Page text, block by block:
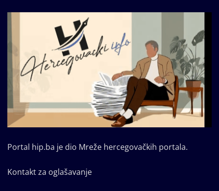
Portal hip.ba je dio Mreže hercegovačkih portala.
Kontakt za oglašavanje